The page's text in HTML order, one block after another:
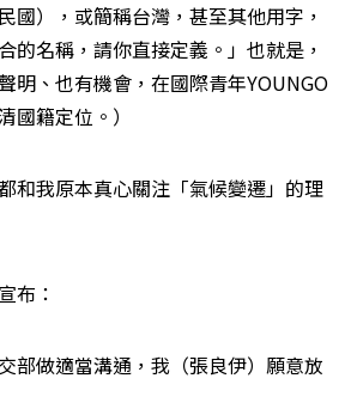
國），或簡稱台灣，甚至其他用字，
的名稱，請你直接定義。」也就是，
明、也有機會，在國際青年YOUNGO
國籍定位。）
和我原本真心關注「氣候變遷」的理
布：
部做適當溝通，我（張良伊）願意放